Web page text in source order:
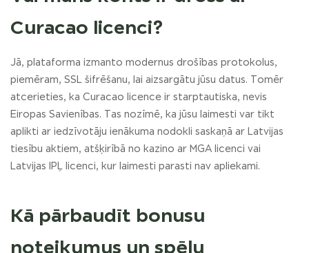
Curacao licenci?
Jā, plataforma izmanto modernus drošības protokolus,
piemēram, SSL šifrēšanu, lai aizsargātu jūsu datus. Tomēr
atcerieties, ka Curacao licence ir starptautiska, nevis
Eiropas Savienības. Tas nozīmē, ka jūsu laimesti var tikt
aplikti ar iedzīvotāju ienākuma nodokli saskaņā ar Latvijas
tiesību aktiem, atšķirībā no kazino ar MGA licenci vai
Latvijas IPĻ licenci, kur laimesti parasti nav apliekami.
Kā pārbaudīt bonusu
noteikumus un spēļu